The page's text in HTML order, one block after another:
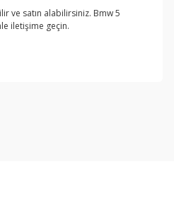
ve satın alabilirsiniz. Bmw 5
iletişime geçin.